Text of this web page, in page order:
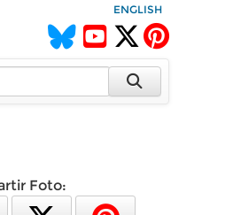
ENGLISH
Foto: